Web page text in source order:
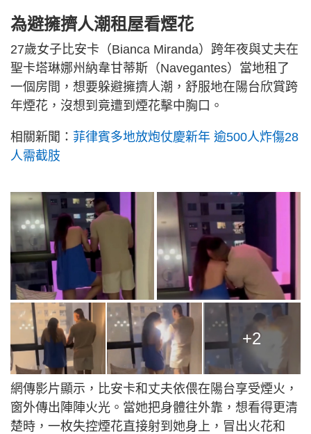
為避擁擠人潮租屋看煙花
27歲女子比安卡（Bianca Miranda）跨年夜與丈夫在
聖卡塔琳娜州納韋甘蒂斯（Navegantes）當地租了
一個房間，想要躲避擁擠人潮，舒服地在陽台欣賞跨
年煙花，沒想到竟遭到煙花擊中胸口。
相關新聞： 菲律賓多地放炮仗慶新年 逾500人炸傷28
人需截肢
+2
網傳影片顯示，比安卡和丈夫依偎在陽台享受煙火，
窗外傳出陣陣火光。當她把身體往外靠，想看得更清
楚時，一枚失控煙花直接射到她身上，冒出火花和